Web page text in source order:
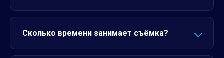
Сколько времени занимает съёмка?